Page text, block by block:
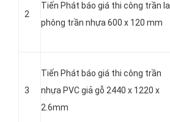
2
Tiến Phát báo giá thi công trần la
phông trần nhựa 600 x 120 mm
3
Tiến Phát báo giá thi công trần
nhựa PVC giả gỗ 2440 x 1220 x
2.6mm